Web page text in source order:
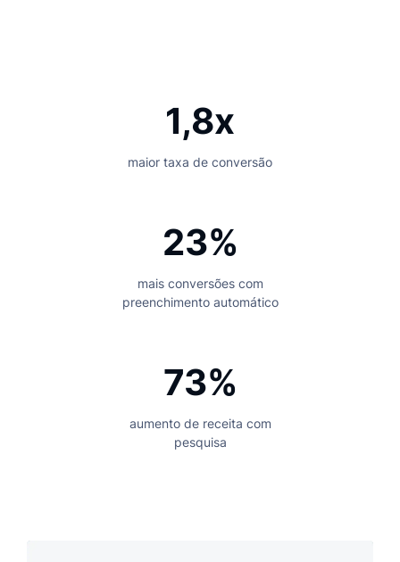
1,8x
maior taxa de conversão
23%
mais conversões com
preenchimento automático
73%
aumento de receita com
pesquisa